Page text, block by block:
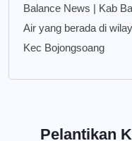
Balance News | Kab
Air yang berada di
Kec Bojongsoang
Pelantikan